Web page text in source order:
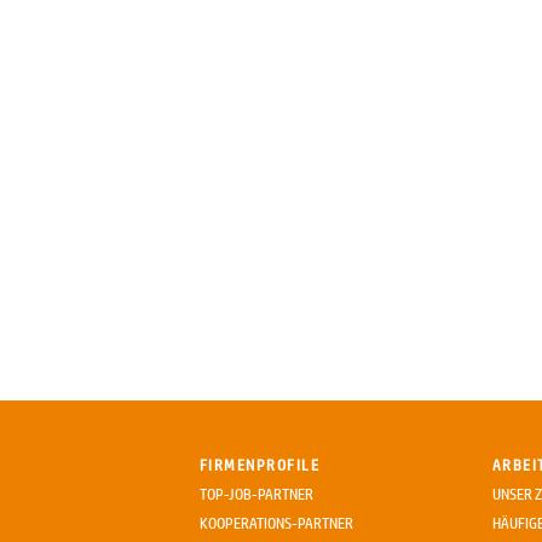
FIRMENPROFILE
TOP-JOB-PARTNER
KOOPERATIONS-PARTNER
UNSER